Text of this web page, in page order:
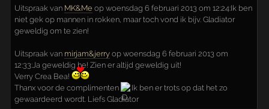
Uitspraak van MK&Me op woensdag 6 februari 2013 om 12:24:Ik ben
niet gek op mannen in rokken, maar toch vond ik bijv. Gladiator
geweldig om te zien!
Uitspraak van mirjam&jerry op woensdag 6 februari 2013 om
12:33:Ja geweldig he! Zien er altijd geweldig uit!
Verry Crea Bea!
Thanx voor de complimenten
Ik ben er trots op dat het zo
gewaardeerd wordt. Liefs Gladiator